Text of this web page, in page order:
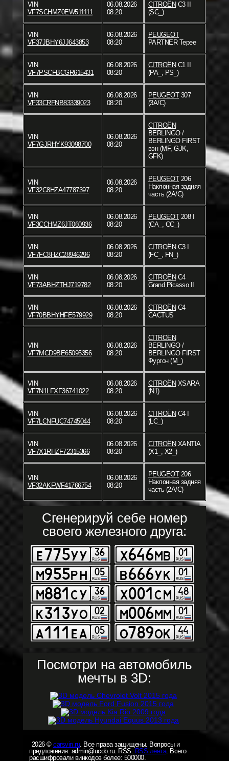
VIN
VF7SCHMZ0EW511111
06.08.2026
08:20
CITROËN C3 II
(SC_)
VIN
VF37JBHY6JJ643853
06.08.2026
08:20
PEUGEOT
PARTNER Tepee
VIN
VF7PSCFBCGR615431
06.08.2026
08:20
CITROËN C1 II
(PA_, PS_)
VIN
VF33CRFNB83339023
06.08.2026
08:20
PEUGEOT307
(3A/C)
VIN
VF7GJRHYK93098700
06.08.2026
08:20
CITROËN
BERLINGO /
BERLINGO FIRST
вэн (MF, GJK,
GFK)
VIN
VF32C8HZA47787397
06.08.2026
08:20
PEUGEOT206
Наклонная задняя
часть (2A/C)
VIN
VF3CCHMZ6JT060936
06.08.2026
08:20
PEUGEOT208 I
(CA_, CC_)
VIN
VF7FC8HZC28946296
06.08.2026
08:20
CITROËN C3 I
(FC_, FN_)
VIN
VF73ABHZTHJ719782
06.08.2026
08:20
CITROËN C4
Grand Picasso II
VIN
VF70BBHYHFE579929
06.08.2026
08:20
CITROËN C4
CACTUS
VIN
VF7MCD9BE65095356
06.08.2026
08:20
CITROËN
BERLINGO /
BERLINGO FIRST
Фургон (M_)
VIN
VF7N1LFXF36741022
06.08.2026
08:20
CITROËN XSARA
(N1)
VIN
VF7LCNFUC74745044
06.08.2026
08:20
CITROËN C4 I
(LC_)
VIN
VF7X1RHZF72315366
06.08.2026
08:20
CITROËN XANTIA
(X1_, X2_)
VIN
VF32AKFWF41766754
06.08.2026
08:20
PEUGEOT206
Наклонная задняя
часть (2A/C)
Сгенерируй себе номер
своего железного друга:
Посмотри на автомобиль
мечты в 3D:
2026 © carsvin.ru. Все права защищены. Вопросы и
предложения: admin@ucob.ru. RSS: RSS лента. Всего
расшифровали винкодов более: 500000.